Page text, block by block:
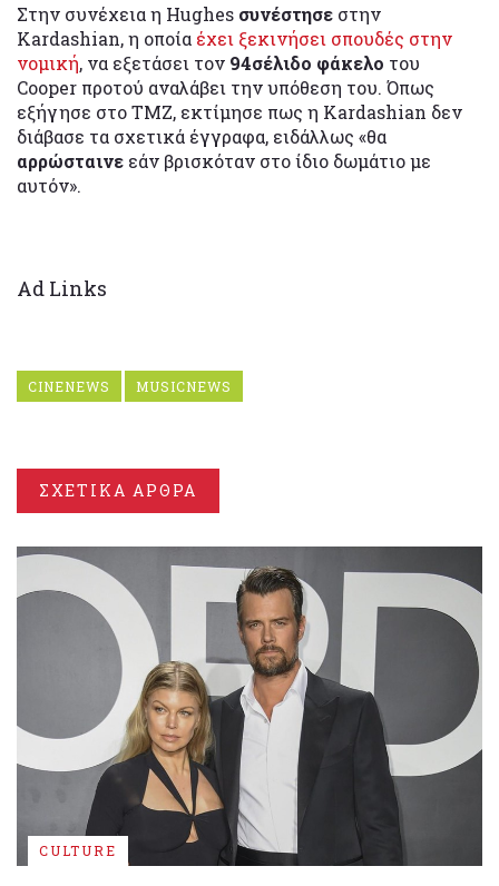
Στην συνέχεια η Hughes συνέστησε στην
Kardashian, η οποία έχει ξεκινήσει σπουδές στην
νομική, να εξετάσει τον 94σέλιδο φάκελο του
Cooper προτού αναλάβει την υπόθεση του. Όπως
εξήγησε στο ΤΜΖ, εκτίμησε πως η Kardashian δεν
διάβασε τα σχετικά έγγραφα, ειδάλλως «θα
αρρώσταινε εάν βρισκόταν στο ίδιο δωμάτιο με
αυτόν».
Ad Links
CINENEWS MUSICNEWS
ΣΧΕΤΙΚΑ ΑΡΘΡΑ
CULTURE